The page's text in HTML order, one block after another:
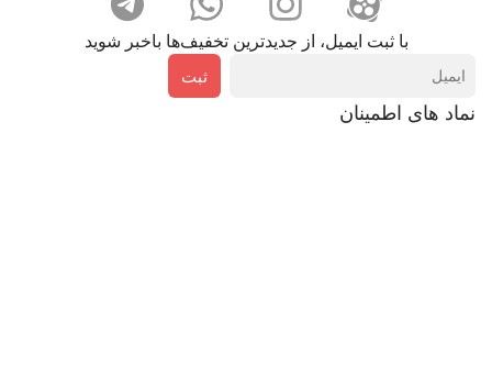
با ثبت ایمیل، از جدید‌ترین تخفیف‌ها با‌خبر شوید
ثبت
نماد های اطمینان